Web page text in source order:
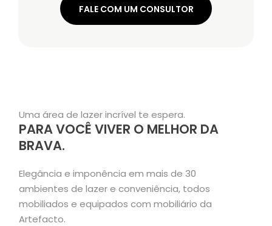
FALE COM UM CONSULTOR
Uma área de lazer incrível te espera.
PARA VOCÊ VIVER O MELHOR DA
BRAVA.
Elegância e imponência em mais de 30
ambientes de lazer e conveniência, todos
mobiliados e equipados com mobiliário da
Artefacto.